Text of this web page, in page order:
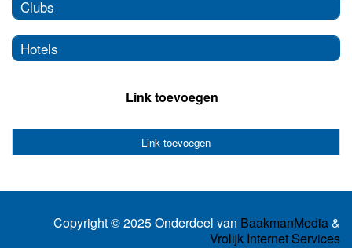
Clubs
Hotels
Link toevoegen
Link toevoegen
Copyright © 2025 Onderdeel van BaakmanMedia&
Vrolijk Internet Services